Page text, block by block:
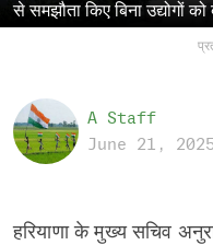
से समझौता किए बिना उद्योगों को
A Staff
June 21,
हरियाणा के मुख्य सचिव